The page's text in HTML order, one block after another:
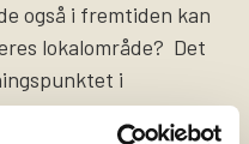
også i fremtiden kan
lokalområde? Det
i
som Bedre Psykiatri